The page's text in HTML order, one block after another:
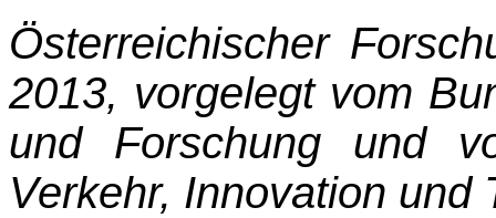
Österreichischer
2013, vorgelegt vom
und Forschung und
Verkehr, Innovation und